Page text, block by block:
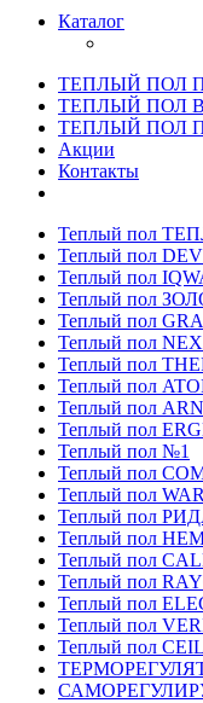
Каталог
ТЕПЛЫЙ ПОЛ
ТЕПЛЫЙ ПОЛ
ТЕПЛЫЙ ПОЛ
Акции
Контакты
Теплый пол
Теплый пол
Теплый пол
Теплый пол
Теплый пол
Теплый пол
Теплый пол
Теплый пол
Теплый пол
Теплый пол
Теплый пол №1
Теплый пол
Теплый пол
Теплый пол
Теплый пол
Теплый пол
Теплый пол
Теплый пол
Теплый пол
Теплый пол